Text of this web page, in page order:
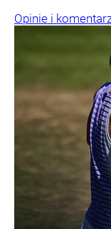
Opinie i